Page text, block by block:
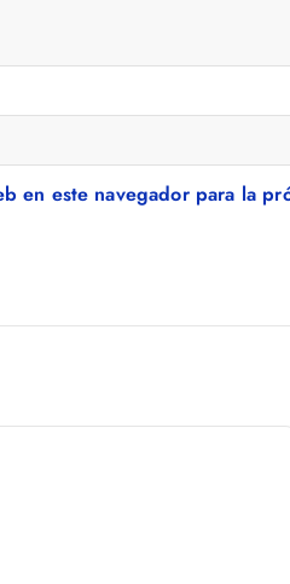
en este navegador para la